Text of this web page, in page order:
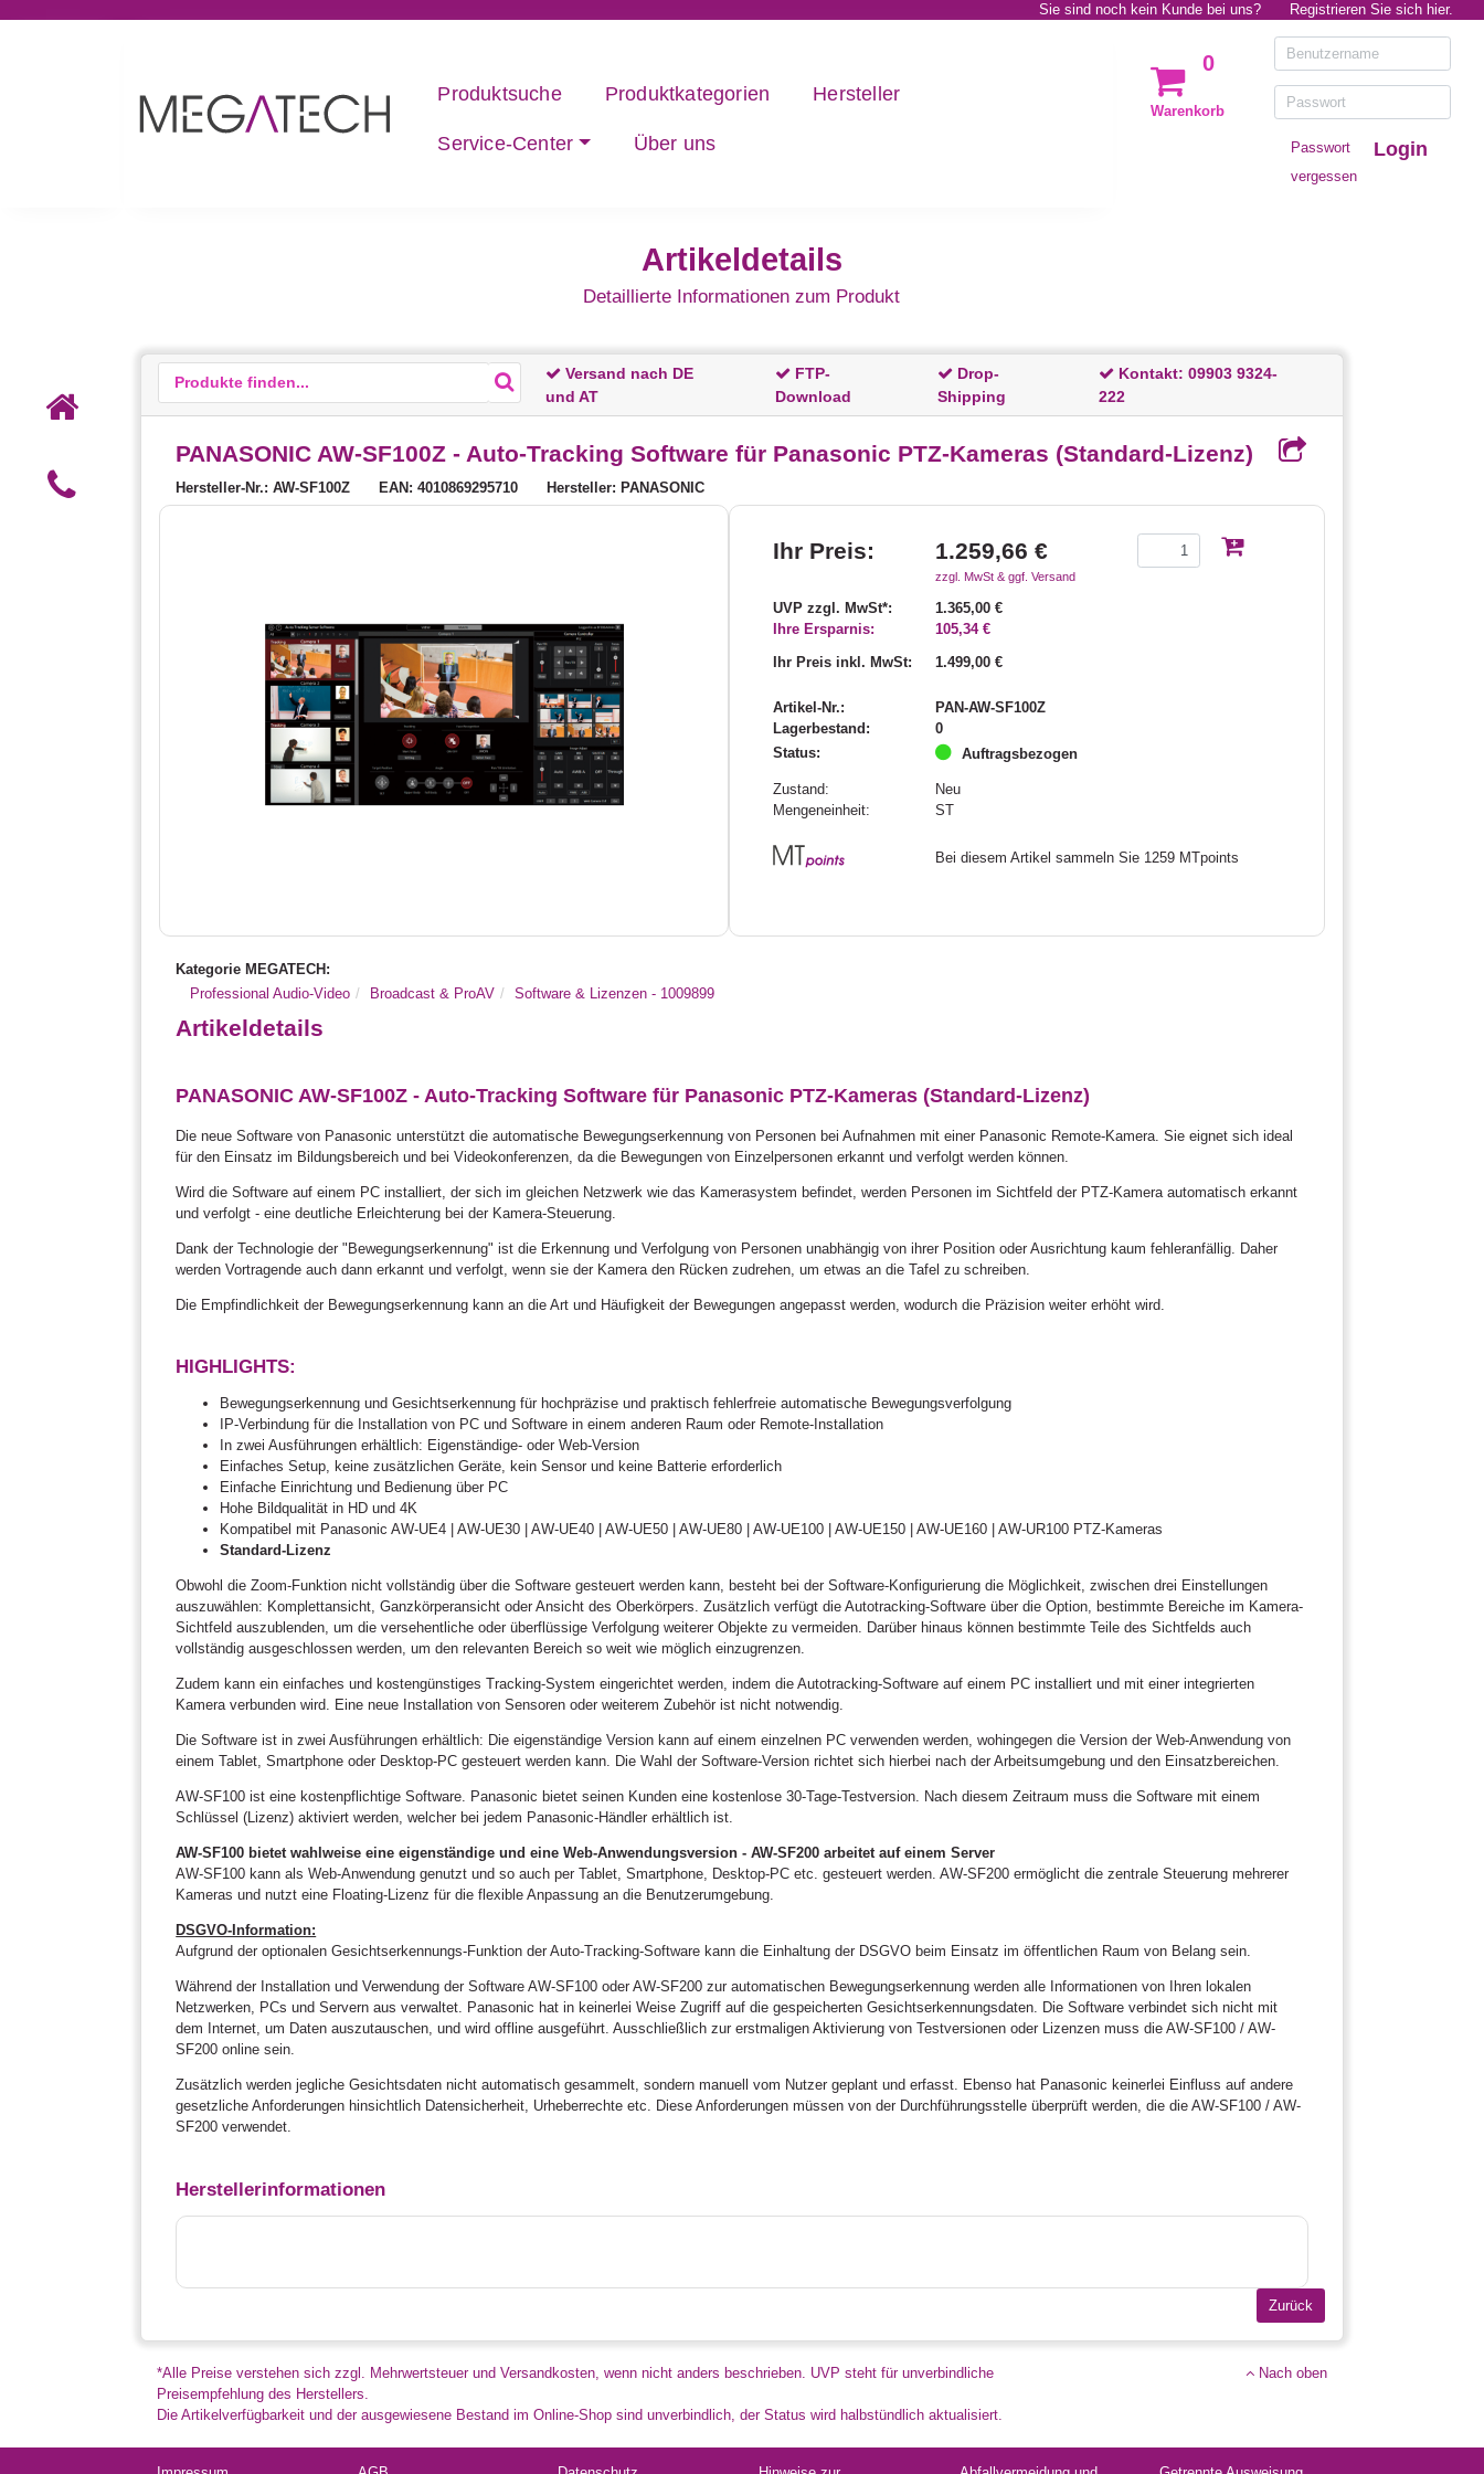
Sie sind noch kein Kunde bei uns? Registrieren Sie sich hier.
Produktsuche Produktkategorien Hersteller
Service-Center Über uns
0
Warenkorb
Passwort
vergessen
Login
Artikeldetails
Detaillierte Informationen zum Produkt
Versand nach DE
und AT
FTP-
Download
Drop-
Shipping
Kontakt:09903 9324-
222
PANASONIC AW-SF100Z - Auto-Tracking Software für Panasonic PTZ-Kameras (Standard-Lizenz)
Hersteller-Nr.: AW-SF100Z EAN: 4010869295710 Hersteller: PANASONIC
Ihr Preis: 1.259,66 €
zzgl. MwSt & ggf. Versand
UVP zzgl. MwSt*:
1.365,00 €
Ihre Ersparnis:
105,34 €
Ihr Preis inkl. MwSt:
1.499,00 €
Artikel-Nr.:
PAN-AW-SF100Z
Lagerbestand:
0
Status:
Auftragsbezogen
Zustand:
Neu
Mengeneinheit:
ST
Bei diesem Artikel sammeln Sie 1259 MTpoints
Kategorie MEGATECH:
Professional Audio-Video
Broadcast & ProAV Software & Lizenzen - 1009899
Artikeldetails
PANASONIC AW-SF100Z - Auto-Tracking Software für Panasonic PTZ-Kameras (Standard-Lizenz)
Die neue Software von Panasonic unterstützt die automatische Bewegungserkennung von Personen bei Aufnahmen mit einer Panasonic Remote-Kamera. Sie eignet sich ideal
für den Einsatz im Bildungsbereich und bei Videokonferenzen, da die Bewegungen von Einzelpersonen erkannt und verfolgt werden können.
Wird die Software auf einem PC installiert, der sich im gleichen Netzwerk wie das Kamerasystem befindet, werden Personen im Sichtfeld der PTZ-Kamera automatisch erkannt
und verfolgt - eine deutliche Erleichterung bei der Kamera-Steuerung.
Dank der Technologie der "Bewegungserkennung" ist die Erkennung und Verfolgung von Personen unabhängig von ihrer Position oder Ausrichtung kaum fehleranfällig. Daher
werden Vortragende auch dann erkannt und verfolgt, wenn sie der Kamera den Rücken zudrehen, um etwas an die Tafel zu schreiben.
Die Empfindlichkeit der Bewegungserkennung kann an die Art und Häufigkeit der Bewegungen angepasst werden, wodurch die Präzision weiter erhöht wird.
HIGHLIGHTS:
Bewegungserkennung und Gesichtserkennung für hochpräzise und praktisch fehlerfreie automatische Bewegungsverfolgung
IP-Verbindung für die Installation von PC und Software in einem anderen Raum oder Remote-Installation
In zwei Ausführungen erhältlich: Eigenständige- oder Web-Version
Einfaches Setup, keine zusätzlichen Geräte, kein Sensor und keine Batterie erforderlich
Einfache Einrichtung und Bedienung über PC
Hohe Bildqualität in HD und 4K
Kompatibel mit Panasonic AW-UE4 | AW-UE30 | AW-UE40 | AW-UE50 | AW-UE80 | AW-UE100 | AW-UE150 | AW-UE160 | AW-UR100 PTZ-Kameras
Standard-Lizenz
Obwohl die Zoom-Funktion nicht vollständig über die Software gesteuert werden kann, besteht bei der Software-Konfigurierung die Möglichkeit, zwischen drei Einstellungen
auszuwählen: Komplettansicht, Ganzkörperansicht oder Ansicht des Oberkörpers. Zusätzlich verfügt die Autotracking-Software über die Option, bestimmte Bereiche im Kamera-
Sichtfeld auszublenden, um die versehentliche oder überflüssige Verfolgung weiterer Objekte zu vermeiden. Darüber hinaus können bestimmte Teile des Sichtfelds auch
vollständig ausgeschlossen werden, um den relevanten Bereich so weit wie möglich einzugrenzen.
Zudem kann ein einfaches und kostengünstiges Tracking-System eingerichtet werden, indem die Autotracking-Software auf einem PC installiert und mit einer integrierten
Kamera verbunden wird. Eine neue Installation von Sensoren oder weiterem Zubehör ist nicht notwendig.
Die Software ist in zwei Ausführungen erhältlich: Die eigenständige Version kann auf einem einzelnen PC verwenden werden, wohingegen die Version der Web-Anwendung von
einem Tablet, Smartphone oder Desktop-PC gesteuert werden kann. Die Wahl der Software-Version richtet sich hierbei nach der Arbeitsumgebung und den Einsatzbereichen.
AW-SF100 ist eine kostenpflichtige Software. Panasonic bietet seinen Kunden eine kostenlose 30-Tage-Testversion. Nach diesem Zeitraum muss die Software mit einem
Schlüssel (Lizenz) aktiviert werden, welcher bei jedem Panasonic-Händler erhältlich ist.
AW-SF100 bietet wahlweise eine eigenständige und eine Web-Anwendungsversion - AW-SF200 arbeitet auf einem Server
AW-SF100 kann als Web-Anwendung genutzt und so auch per Tablet, Smartphone, Desktop-PC etc. gesteuert werden. AW-SF200 ermöglicht die zentrale Steuerung mehrerer
Kameras und nutzt eine Floating-Lizenz für die flexible Anpassung an die Benutzerumgebung.
DSGVO-Information:
Aufgrund der optionalen Gesichtserkennungs-Funktion der Auto-Tracking-Software kann die Einhaltung der DSGVO beim Einsatz im öffentlichen Raum von Belang sein.
Während der Installation und Verwendung der Software AW-SF100 oder AW-SF200 zur automatischen Bewegungserkennung werden alle Informationen von Ihren lokalen
Netzwerken, PCs und Servern aus verwaltet. Panasonic hat in keinerlei Weise Zugriff auf die gespeicherten Gesichtserkennungsdaten. Die Software verbindet sich nicht mit
dem Internet, um Daten auszutauschen, und wird offline ausgeführt. Ausschließlich zur erstmaligen Aktivierung von Testversionen oder Lizenzen muss die AW-SF100 / AW-
SF200 online sein.
Zusätzlich werden jegliche Gesichtsdaten nicht automatisch gesammelt, sondern manuell vom Nutzer geplant und erfasst. Ebenso hat Panasonic keinerlei Einfluss auf andere
gesetzliche Anforderungen hinsichtlich Datensicherheit, Urheberrechte etc. Diese Anforderungen müssen von der Durchführungsstelle überprüft werden, die die AW-SF100 / AW-
SF200 verwendet.
Herstellerinformationen
*Alle Preise verstehen sich zzgl. Mehrwertsteuer und Versandkosten, wenn nicht anders beschrieben. UVP steht für unverbindliche
Preisempfehlung des Herstellers.
Die Artikelverfügbarkeit und der ausgewiesene Bestand im Online-Shop sind unverbindlich, der Status wird halbstündlich aktualisiert.
Nach oben